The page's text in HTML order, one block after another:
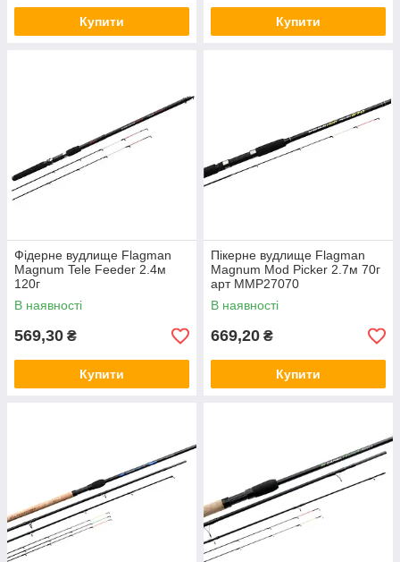
Купити Купити
Фідерне вудлище Flagman
Magnum Tele Feeder 2.4м
120г
В наявності
569,30 ₴
Купити
Пікерне вудлище Flagman
Magnum Mod Picker 2.7м 70г
арт MMP27070
В наявності
669,20 ₴
Купити